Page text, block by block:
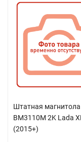
Штатная
BM3110M 2K Lada
(2015+)